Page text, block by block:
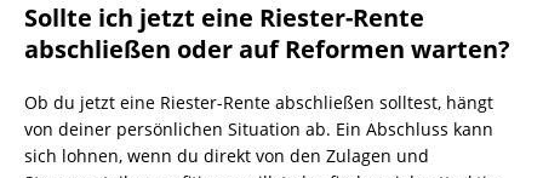
Sollte ich jetzt eine Riester-Rente
abschließen oder auf Reformen warten?
Ob du jetzt eine Riester-Rente abschließen solltest, hängt
von deiner persönlichen Situation ab. Ein Abschluss kann
sich lohnen, wenn du direkt von den Zulagen und